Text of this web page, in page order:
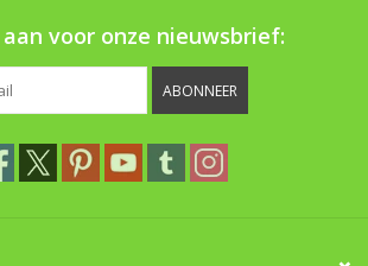
voor onze nieuwsbrief:
ABONNEER